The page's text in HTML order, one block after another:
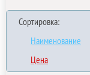
Сортировка:
Наименование
Цена